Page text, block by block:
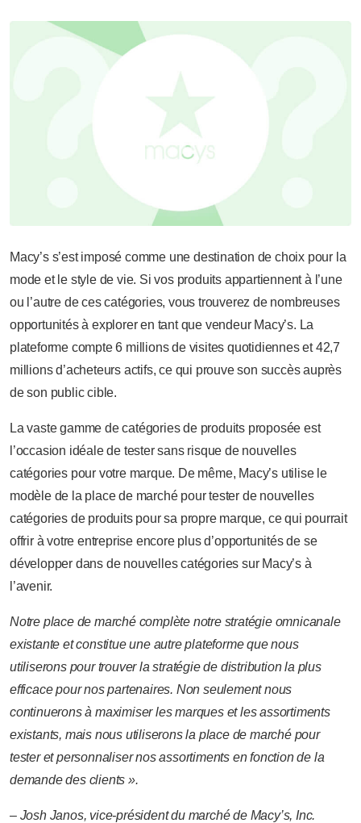
Macy’s s’est imposé comme une destination de choix pour la
mode et le style de vie. Si vos produits appartiennent à l’une
ou l’autre de ces catégories, vous trouverez de nombreuses
opportunités à explorer en tant que vendeur Macy’s. La
plateforme compte 6 millions de visites quotidiennes et 42,7
millions d’acheteurs actifs, ce qui prouve son succès auprès
de son public cible.
La vaste gamme de catégories de produits proposée est
l’occasion idéale de tester sans risque de nouvelles
catégories pour votre marque. De même, Macy’s utilise le
modèle de la place de marché pour tester de nouvelles
catégories de produits pour sa propre marque, ce qui pourrait
offrir à votre entreprise encore plus d’opportunités de se
développer dans de nouvelles catégories sur Macy’s à
l’avenir.
Notre place de marché complète notre stratégie omnicanale
existante et constitue une autre plateforme que nous
utiliserons pour trouver la stratégie de distribution la plus
efficace pour nos partenaires. Non seulement nous
continuerons à maximiser les marques et les assortiments
existants, mais nous utiliserons la place de marché pour
tester et personnaliser nos assortiments en fonction de la
demande des clients ».
– Josh Janos, vice-président du marché de Macy’s, Inc.